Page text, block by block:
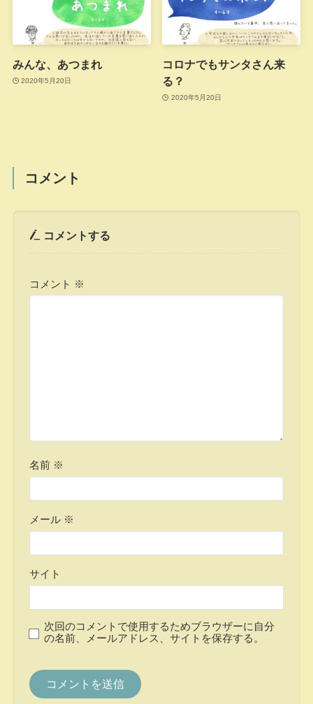
みんな、あつまれ
2020年5月20日
コロナでもサンタさん来
る？
2020年5月20日
コメント
コメントする
コメント ※
名前 ※
メール ※
サイト
次回のコメントで使用するためブラウザーに自分
の名前、メールアドレス、サイトを保存する。